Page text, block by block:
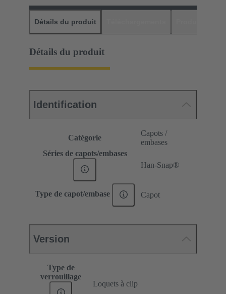
Détails du produit
Détails du produit
Identification
Catégorie
Capots /
embases
Séries de capots/embases
Han-Snap®
Type de capot/embase Capot
Version
Type de
verrouillage
Loquets à clip